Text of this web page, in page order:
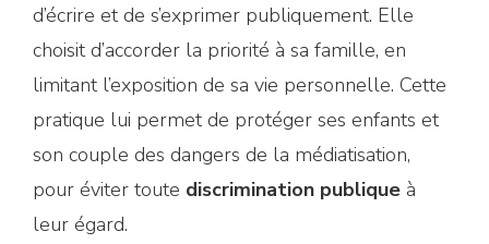
d’écrire et de s’exprimer publiquement. Elle
choisit d’accorder la priorité à sa famille, en
limitant l’exposition de sa vie personnelle. Cette
pratique lui permet de protéger ses enfants et
son couple des dangers de la médiatisation,
pour éviter toute discrimination publique à
leur égard.